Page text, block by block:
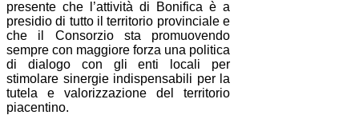
presente che l’attività di Bonifica è a
presidio di tutto il territorio provinciale e
che il Consorzio sta promuovendo
sempre con maggiore forza una politica
di dialogo con gli enti locali per
stimolare sinergie indispensabili per la
tutela e valorizzazione del territorio
piacentino.